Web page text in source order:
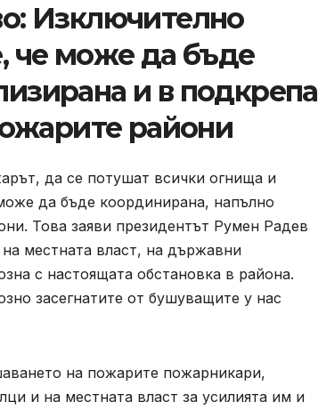
Изключително
че може да бъде
и в подкрепа
райони
да се потушат всички огнища и
да бъде координирана, напълно
Това заяви президентът Румен Радев
местната власт, на държавни
с настоящата обстановка в района.
засегнатите от бушуващите у нас
на пожарите пожарникари,
и на местната власт за усилията им и